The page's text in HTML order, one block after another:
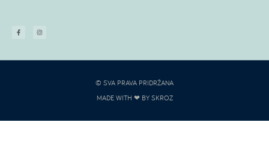
© SVA PRAVA PRIDRŽANA
MADE WITH ❤ BY SKROZ